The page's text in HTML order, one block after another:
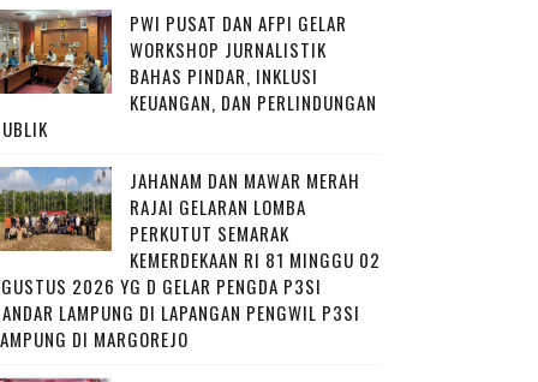
PWI PUSAT DAN AFPI GELAR
WORKSHOP JURNALISTIK
BAHAS PINDAR, INKLUSI
KEUANGAN, DAN PERLINDUNGAN
JAHANAM DAN MAWAR MERAH
RAJAI GELARAN LOMBA
PERKUTUT SEMARAK
KEMERDEKAAN RI 81 MINGGU 02
2026 YG D GELAR PENGDA P3SI
LAMPUNG DI LAPANGAN PENGWIL P3SI
DI MARGOREJO